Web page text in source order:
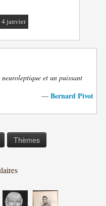
4 janvier
et un puissant
— Bernard Pivot
Thèmes